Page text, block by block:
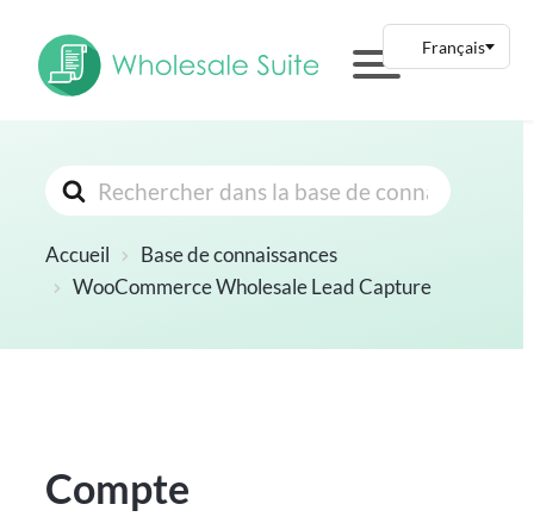
Rechercher
Accueil
Base de connaissances
WooCommerce Wholesale Lead Capture
Compte